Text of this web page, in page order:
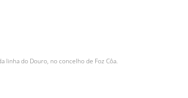
MEÃO
linha do Douro, no concelho de Foz Côa.